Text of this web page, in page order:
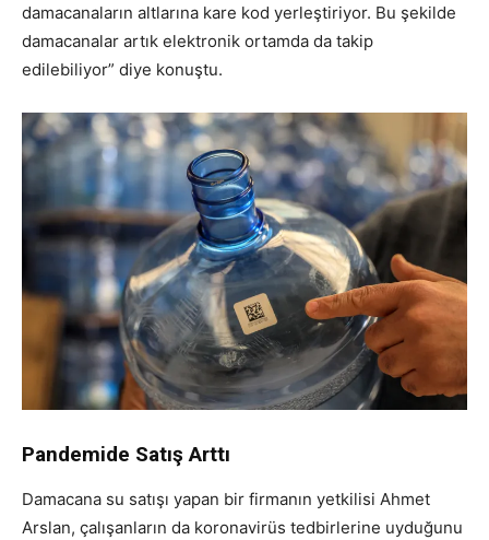
damacanaların altlarına kare kod yerleştiriyor. Bu şekilde
damacanalar artık elektronik ortamda da takip
edilebiliyor” diye konuştu.
Pandemide Satış Arttı
Damacana su satışı yapan bir firmanın yetkilisi Ahmet
Arslan, çalışanların da koronavirüs tedbirlerine uyduğunu